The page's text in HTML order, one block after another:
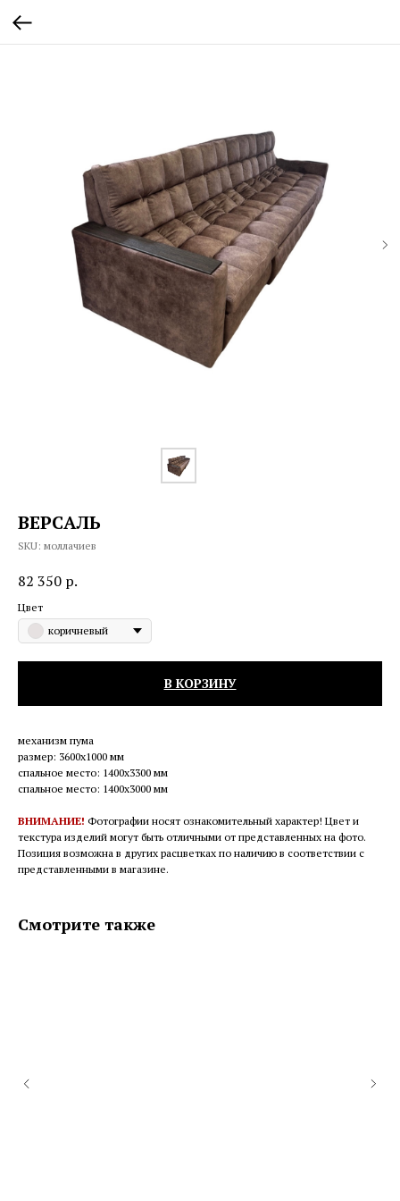
ВЕРСАЛЬ
SKU: моллачиев
82 350 р.
Цвет
коричневый
В КОРЗИНУ
механизм пума
размер: 3600х1000 мм
спальное место: 1400х3300 мм
спальное место: 1400х3000 мм
ВНИМАНИЕ! Фотографии носят ознакомительный характер! Цвет и
текстура изделий могут быть отличными от представленных на фото.
Позиция возможна в других расцветках по наличию в соответствии с
представленными в магазине.
Смотрите также